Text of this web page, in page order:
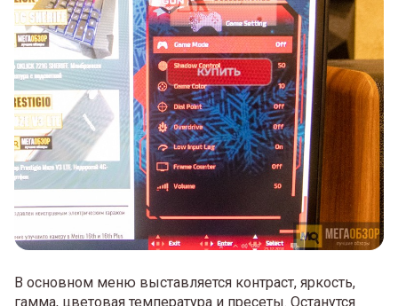
В основном меню выставляется контраст, яркость,
гамма, цветовая температура и пресеты. Останутся